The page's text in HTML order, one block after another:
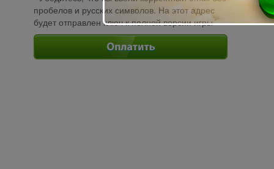
пробелов и русских символов. На этот адрес
будет отправлен ключ к полной версии игры